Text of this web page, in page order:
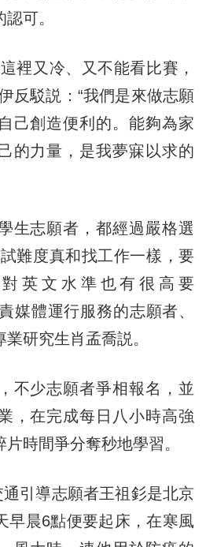
可。
又冷、又不能看比賽，
反駁説：“我們是來做志願
己創造便利的。能夠為家
的力量，是我夢寐以求的
志願者，都經過嚴格選
難度真和找工作一樣，要
英文水準也有很高要
媒體運行服務的志願者、
研究生肖孟喬説。
少志願者爭相報名，並
，在完成每日八小時高強
時間爭分奪秒地學習。
引導志願者王祖釤是北京
早晨6點便要起床，在寒風